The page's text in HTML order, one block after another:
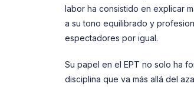
labor ha consistido en explicar
a su tono equilibrado y
espectadores por igual.
Su papel en el EPT no solo ha
disciplina que va más allá del